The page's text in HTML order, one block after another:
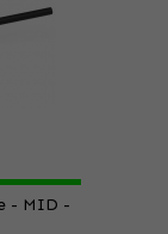
- MID -